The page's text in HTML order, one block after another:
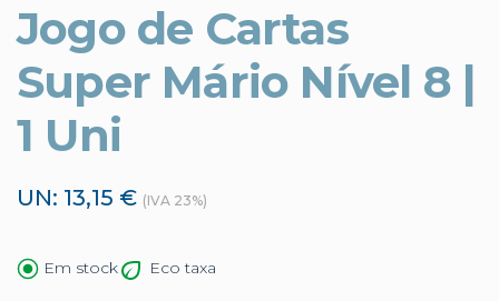
Jogo de Cartas
Super Mário Nível 8 |
1 Uni
UN: 13,15 € (IVA 23%)
Em stock Eco taxa